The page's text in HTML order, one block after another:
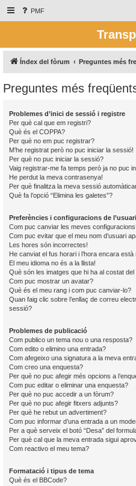
PMF
Índex del fòrum Preguntes més
Preguntes més
Problemes d’inici de sessió i registre
Per què cal que em registri?
Què és el COPPA?
Per què no em puc registrar?
M’he registrat però no puc iniciar la sessió!
Per què no puc iniciar la sessió?
Vaig registrar-me fa temps però ja no puc
He perdut la meva contrasenya!
Per què finalitza la meva sessió
Què fa l’opció “Elimina les galetes”?
Preferències i configuracions de l’usuari
Com puc canviar les meves
Com puc evitar que el meu nom d’usuari
Les hores són incorrectes!
He canviat el fus horari i l’hora encara està
El meu idioma no és a la llista!
Què són les imatges que hi ha al costat del
Com puc mostrar un avatar?
Què és el meu rang i com puc canviar-lo?
Quan faig clic sobre l’enllaç de correu
sessió?
Problemes de publicació
Com publico un tema nou o una resposta?
Com edito o elimino una entrada?
Com afegeixo una signatura a la meva
Com creo una enquesta?
Per què no puc afegir més opcions a
Com puc editar o eliminar una enquesta?
Per què no puc accedir a un fòrum?
Per què no puc afegir fitxers adjunts?
Per què he rebut un advertiment?
Com puc informar d’una entrada a un
Per a què serveix el botó “Desa” del
Per què cal que la meva entrada sigui
Com reactivo el meu tema?
Formatació i tipus de tema
Què és el BBCode?